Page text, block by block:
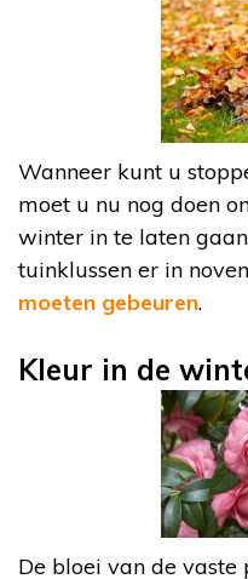
Wanneer kunt u
moet u nu nog doen
winter in te laten
tuinklussen er in
moeten gebeuren.
Kleur in de
De bloei van de